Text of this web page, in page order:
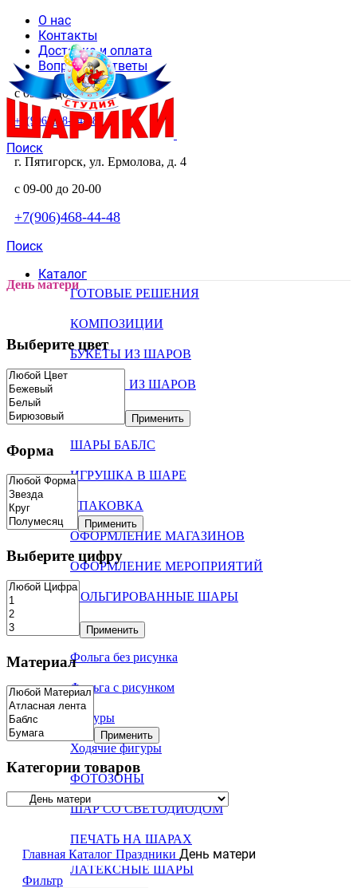
О нас
Контакты
Доставка и оплата
Вопросы и ответы
с 09-00 до 20-00
+7(906)468-44-48
Поиск
г. Пятигорск, ул. Ермолова, д. 4
с 09-00 до 20-00
+7(906)468-44-48
Поиск
Каталог
ГОТОВЫЕ РЕШЕНИЯ
КОМПОЗИЦИИ
БУКЕТЫ ИЗ ШАРОВ
ФОНТАН ИЗ ШАРОВ
ШАРЫ В КОРОБКЕ
ШАРЫ БАБЛС
ИГРУШКА В ШАРЕ
УПАКОВКА
ОФОРМЛЕНИЕ МАГАЗИНОВ
ОФОРМЛЕНИЕ МЕРОПРИЯТИЙ
ФОЛЬГИРОВАННЫЕ ШАРЫ
Цифры
Фольга без рисунка
Фольга с рисунком
Фигуры
Ходячие фигуры
ФОТОЗОНЫ
ШАР СО СВЕТОДИОДОМ
ПЕЧАТЬ НА ШАРАХ
ЛАТЕКСНЫЕ ШАРЫ
День матери
Выберите цвет
Применить
Форма
Применить
Выберите цифру
Применить
Материал
Применить
Категории товаров
Главная Каталог Праздники День матери
Фильтр